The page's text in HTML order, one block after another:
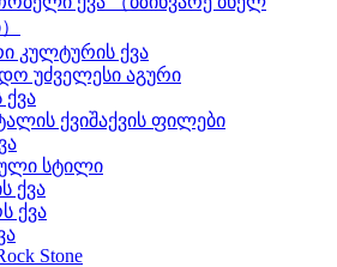
კულტურის ქვა
უძველესი აგური
ქვა
ქვიშაქვის ფილები
სტილი
ქვა
ქვა
Stone